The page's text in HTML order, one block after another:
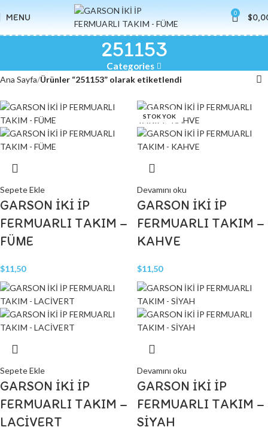
MENU 0 $
251153
Categories
Ana Sayfa Ürünler “251153” olarak etiketlendi
Sepete Ekle
GARSON İKİ İP
FERMUARLI TAKIM –
FÜME
$11,50
STOK YOK
Devamını oku
GARSON İKİ İP
FERMUARLI TAKIM –
KAHVE
$11,50
Sepete Ekle
GARSON İKİ İP
FERMUARLI TAKIM –
LACİVERT
STOK YOK
Devamını oku
GARSON İKİ İP
FERMUARLI TAKIM –
SİYAH